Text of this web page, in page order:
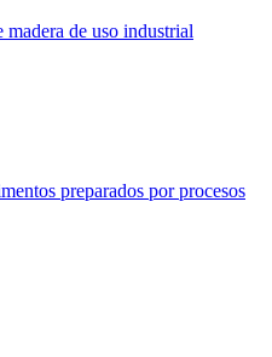
de uso industrial
preparados por procesos